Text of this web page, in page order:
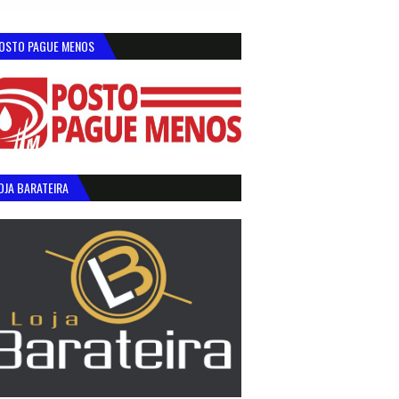
PAGUE MENOS
BARATEIRA